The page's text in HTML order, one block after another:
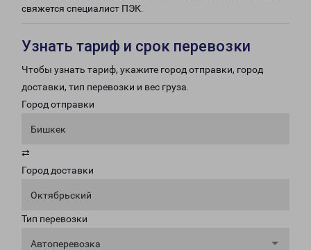
свяжется специалист ПЭК.
Узнать тариф и срок перевозки
Чтобы узнать тариф, укажите город отправки, город
доставки, тип перевозки и вес груза.
Город отправки
Бишкек
⇄
Город доставки
Октябрьский
Тип перевозки
Автоперевозка